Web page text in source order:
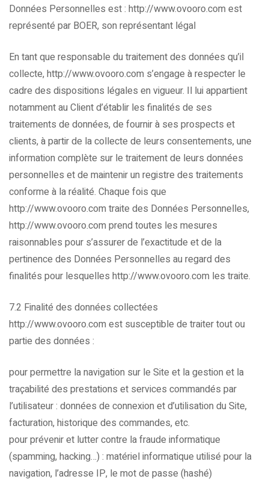
Données Personnelles est : http://www.ovooro.com est
représenté par BOER, son représentant légal
En tant que responsable du traitement des données qu’il
collecte, http://www.ovooro.com s’engage à respecter le
cadre des dispositions légales en vigueur. Il lui appartient
notamment au Client d’établir les finalités de ses
traitements de données, de fournir à ses prospects et
clients, à partir de la collecte de leurs consentements, une
information complète sur le traitement de leurs données
personnelles et de maintenir un registre des traitements
conforme à la réalité. Chaque fois que
http://www.ovooro.com traite des Données Personnelles,
http://www.ovooro.com prend toutes les mesures
raisonnables pour s’assurer de l’exactitude et de la
pertinence des Données Personnelles au regard des
finalités pour lesquelles http://www.ovooro.com les traite.
7.2 Finalité des données collectées
http://www.ovooro.com est susceptible de traiter tout ou
partie des données :
pour permettre la navigation sur le Site et la gestion et la
traçabilité des prestations et services commandés par
l’utilisateur : données de connexion et d’utilisation du Site,
facturation, historique des commandes, etc.
pour prévenir et lutter contre la fraude informatique
(spamming, hacking…) : matériel informatique utilisé pour la
navigation, l’adresse IP, le mot de passe (hashé)